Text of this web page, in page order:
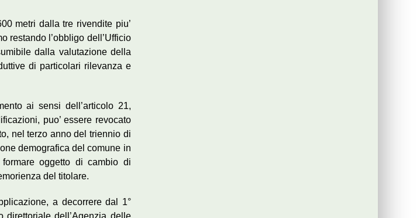
metri dalla tre rivendite piu’
restando l’obbligo dell’Ufficio
dalla valutazione della
di particolari rilevanza e
ai sensi dell’articolo 21,
puo’ essere revocato
nel terzo anno del triennio di
demografica del comune in
oggetto di cambio di
del titolare.
a decorrere dal 1°
direttoriale dell’Agenzia delle